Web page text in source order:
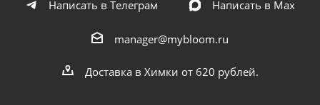
Написать в Телеграм Написать в Мах
manager@mybloom.ru
Доставка в Химки от 620 рублей.